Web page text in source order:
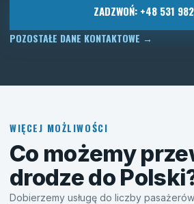
ZADZWOŃ: +48 531
POZOSTAŁE DANE KONTAKTOWE →
WIĘCEJ MOŻLIWOŚCI
Co możemy
drodze do
Dobierzemy usługę do liczby